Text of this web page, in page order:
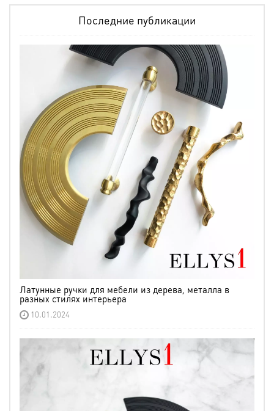
Последние публикации
Латунные ручки для мебели из дерева, металла в
разных стилях интерьера
10.01.2024